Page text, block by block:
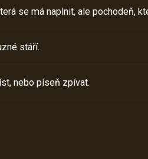
se má naplnit, ale pochodeň,
stáří.
nebo píseň zpívat.